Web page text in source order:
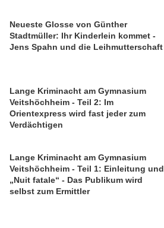
Neueste Glosse von Günther
Stadtmüller: Ihr Kinderlein kommet -
Jens Spahn und die Leihmutterschaft
Lange Kriminacht am Gymnasium
Veitshöchheim - Teil 2: Im
Orientexpress wird fast jeder zum
Verdächtigen
Lange Kriminacht am Gymnasium
Veitshöchheim - Teil 1: Einleitung und
„Nuit fatale“ - Das Publikum wird
selbst zum Ermittler